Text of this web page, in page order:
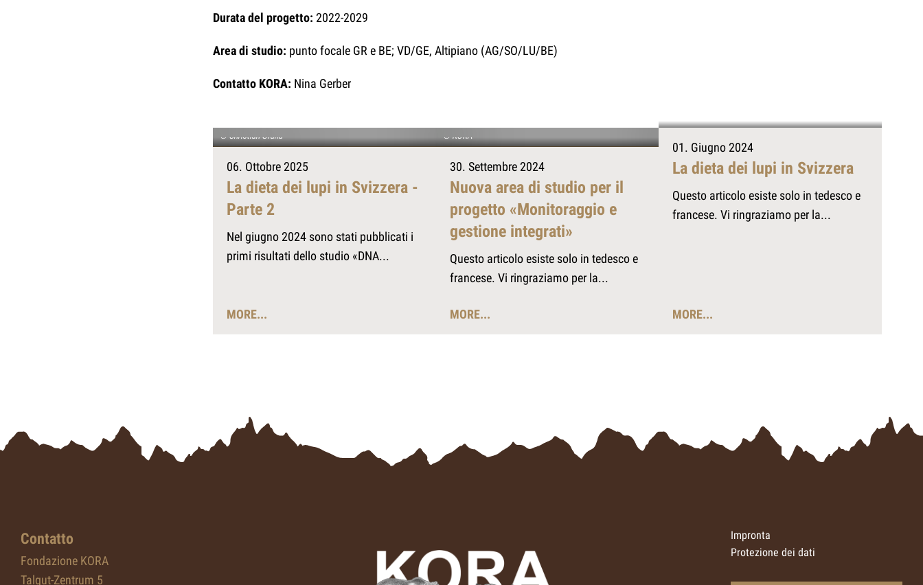
Durata del progetto: 2022-2029
Area di studio: punto focale GR e BE; VD/GE, Altipiano (AG/SO/LU/BE)
Contatto KORA: Nina Gerber
© Christian Grand
06. Ottobre 2025
La dieta dei lupi in Svizzera -
Parte 2
Nel giugno 2024 sono stati pubblicati i
primi risultati dello studio «DNA...
MORE...
© KORA
30. Settembre 2024
Nuova area di studio per il
progetto «Monitoraggio e
gestione integrati»
Questo articolo esiste solo in tedesco e
francese. Vi ringraziamo per la...
MORE...
01. Giugno 2024
La dieta dei lupi in Svizzera
Questo articolo esiste solo in tedesco e
francese. Vi ringraziamo per la...
MORE...
Contatto
Fondazione KORA
Talgut-Zentrum 5
Impronta
Protezione dei dati